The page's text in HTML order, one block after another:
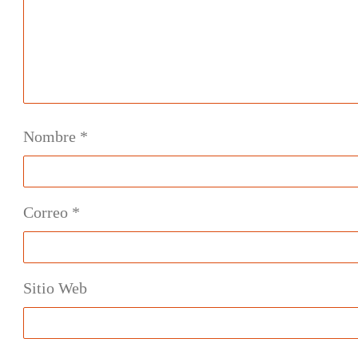
Nombre *
Correo *
Sitio Web